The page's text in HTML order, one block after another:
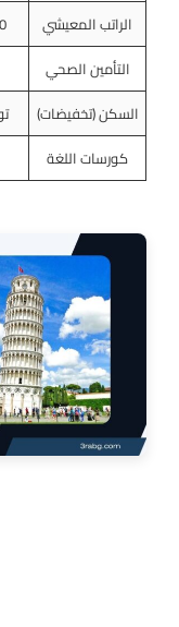
الراتب المعيشي
التأمين الصحي
السكن (تخفيضات)
كورسات اللغة